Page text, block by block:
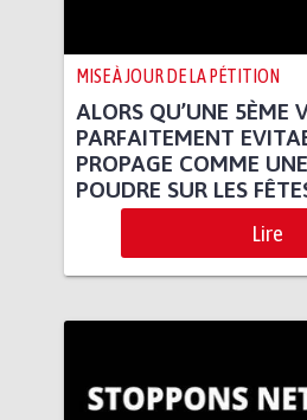
MISE À JOUR DE LA PÉTITION
ALORS QU’UNE 5ÈME
PARFAITEMENT
PROPAGE COMME
POUDRE SUR LES
Lire